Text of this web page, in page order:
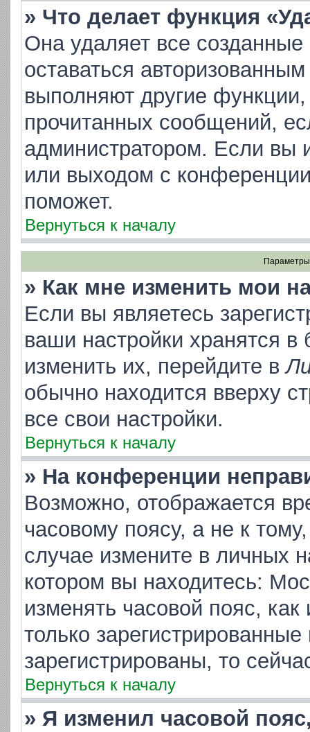
» Что делает функция
Она удаляет все
оставаться
выполняют другие
прочитанных сообщений,
администратором. Если вы
или выходом с
поможет.
Вернуться к началу
Параметры
» Как мне изменить мои
Если вы являетесь
ваши настройки хранятся
изменить их, перейдите в
обычно находится вверху
все свои настройки.
Вернуться к началу
» На конференции
Возможно, отображается
часовому поясу, а не к
случае измените в личных
котором вы находитесь:
изменять часовой пояс,
только
зарегистрированы, то
Вернуться к началу
» Я изменил часовой